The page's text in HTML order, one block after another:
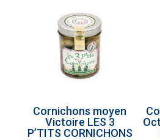
Cornichons moyen
Victoire LES 3
P’TITS CORNICHONS